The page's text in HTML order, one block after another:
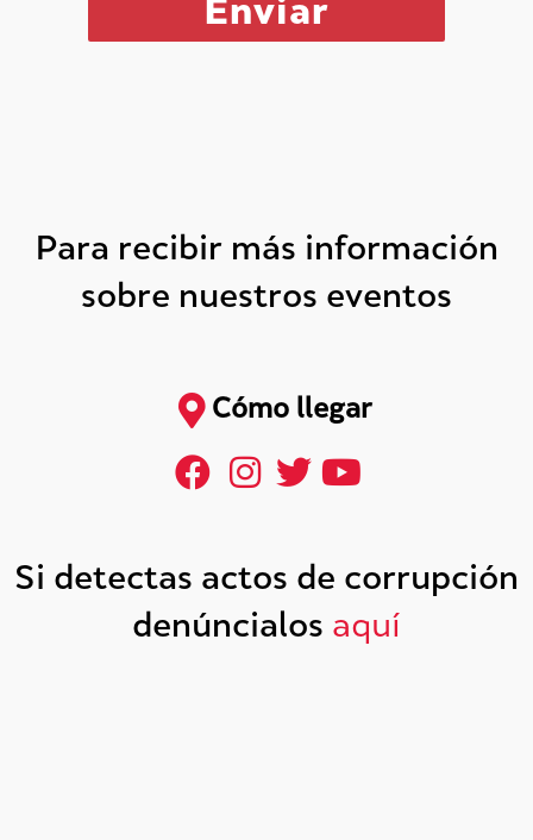
Para recibir más información
sobre nuestros eventos
Cómo llegar
Si detectas actos de corrupción
denúncialos aquí